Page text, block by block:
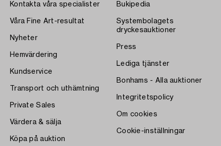
Kontakta våra specialister
Våra Fine Art-resultat
Nyheter
Hemvärdering
Kundservice
Transport och uthämtning
Private Sales
Värdera & sälja
Köpa på auktion
Bukipedia
Systembolagets
dryckesauktioner
Press
Lediga tjänster
Bonhams - Alla auktioner
Integritetspolicy
Om cookies
Cookie-inställningar